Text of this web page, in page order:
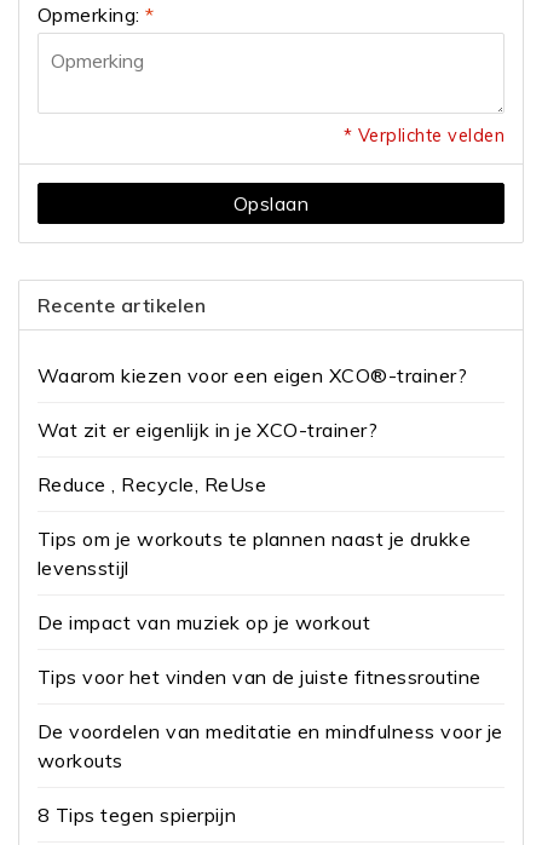
Opmerking:*
* Verplichte velden
Opslaan
Recente artikelen
Waarom kiezen voor een eigen XCO®-trainer?
Wat zit er eigenlijk in je XCO-trainer?
Reduce , Recycle, ReUse
Tips om je workouts te plannen naast je drukke
levensstijl
De impact van muziek op je workout
Tips voor het vinden van de juiste fitnessroutine
De voordelen van meditatie en mindfulness voor je
workouts
8 Tips tegen spierpijn